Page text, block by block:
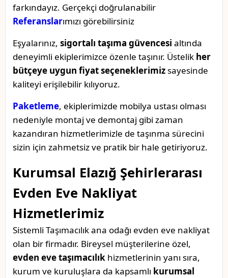
farkındayız. Gerçekçi doğrulanabilir
Referanslarımızı görebilirsiniz
Eşyalarınız, sigortalı taşıma güvencesi altında
deneyimli ekiplerimizce özenle taşınır. Üstelik her
bütçeye uygun fiyat seçeneklerimizsayesinde
kaliteyi erişilebilir kılıyoruz.
Paketleme, ekiplerimizde mobilya ustası olması
nedeniyle montaj ve demontaj gibi zaman
kazandıran hizmetlerimizle de taşınma sürecini
sizin için zahmetsiz ve pratik bir hale getiriyoruz.
Kurumsal Elazığ Şehirlerarası
Evden Eve Nakliyat
Hizmetlerimiz
Sistemli Taşımacılık ana odağı evden eve nakliyat
olan bir firmadır. Bireysel müşterilerine özel,
evden eve taşımacılık hizmetlerinin yanı sıra,
kurum ve kuruluşlara da kapsamlı kurumsal